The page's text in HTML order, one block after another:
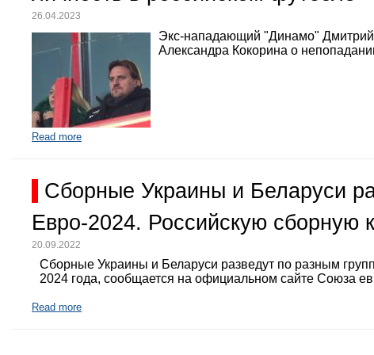
26.04.2023
Экс-нападающий "Динамо"
Александра Кокорина о
Read more
Сборные Украины и Беларуси
Евро-2024. Российскую сборную
20.09.2022
Сборные Украины и Беларуси разведут по разным
2024 года, сообщается на официальном сайте Союза
Read more